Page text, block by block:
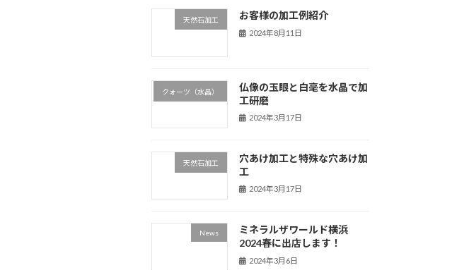
天然石加工 お客様の加工例紹介
2024年8月11日
クォーツ（水晶）
仏像の玉眼と白毫を水晶で加
工研磨
2024年3月17日
天然石加工
穴あけ加工と特殊な穴あけ加
工
2024年3月17日
News
ミネラルザワールド横浜
2024春に出店します！
2024年3月6日